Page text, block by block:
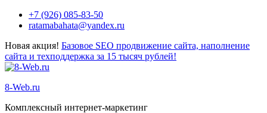
+7 (926) 085-83-50
ratamabahata@yandex.ru
Новая акция! Базовое SEO продвижение сайта, наполнение
сайта и техподдержка за 15 тысяч рублей!
8-Web.ru
Комплексный интернет-маркетинг